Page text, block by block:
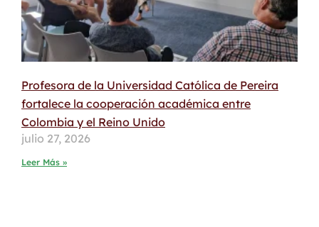
Profesora de la Universidad Católica de Pereira
fortalece la cooperación académica entre
Colombia y el Reino Unido
julio 27, 2026
Leer Más »